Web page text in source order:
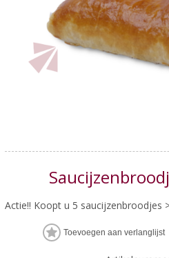
Actie!! Koopt u 5 saucijzenbroodjes